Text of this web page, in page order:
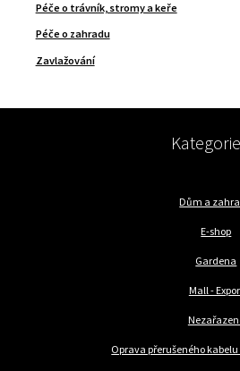
Péče o trávník, stromy a keře
Péče o zahradu
Zavlažování
Kategorie
Dům a
E-shop
Gardena
Mall -
Oprava přerušeného